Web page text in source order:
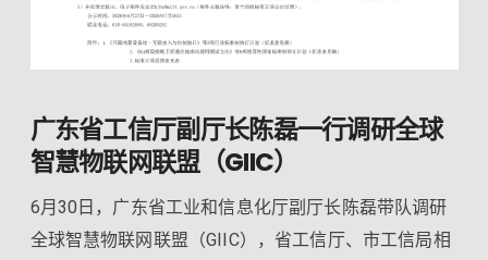
广东省工信厅副厅长陈磊一行调研全球
智慧物联网联盟（GIIC）
6月30日，广东省工业和信息化厅副厅长陈磊带队调研
全球智慧物联网联盟（GIIC），省工信厅、市工信局相